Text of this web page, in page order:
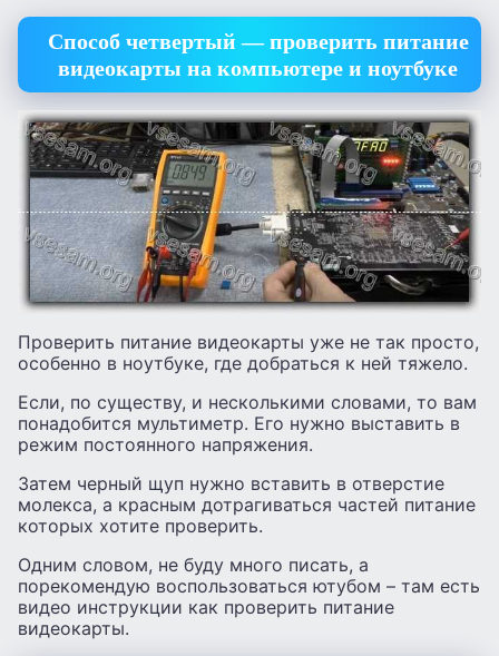
Способ четвертый — проверить питание
видеокарты на компьютере и ноутбуке
Проверить питание видеокарты уже не так просто,
особенно в ноутбуке, где добраться к ней тяжело.
Если, по существу, и несколькими словами, то вам
понадобится мультиметр. Его нужно выставить в
режим постоянного напряжения.
Затем черный щуп нужно вставить в отверстие
молекса, а красным дотрагиваться частей питание
которых хотите проверить.
Одним словом, не буду много писать, а
порекомендую воспользоваться ютубом – там есть
видео инструкции как проверить питание
видеокарты.